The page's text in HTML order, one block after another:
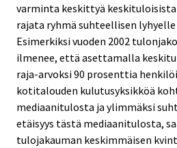
varminta keskittyä
rajata ryhmä suhteellisen
Esimerkiksi vuoden 2002
ilmenee, että asettamalla
raja-arvoksi 90 prosenttia
kotitalouden kulutusyksikköä
mediaanitulosta ja ylimmäksi
etäisyys tästä mediaanitulosta,
tulojakauman keskimmäisen